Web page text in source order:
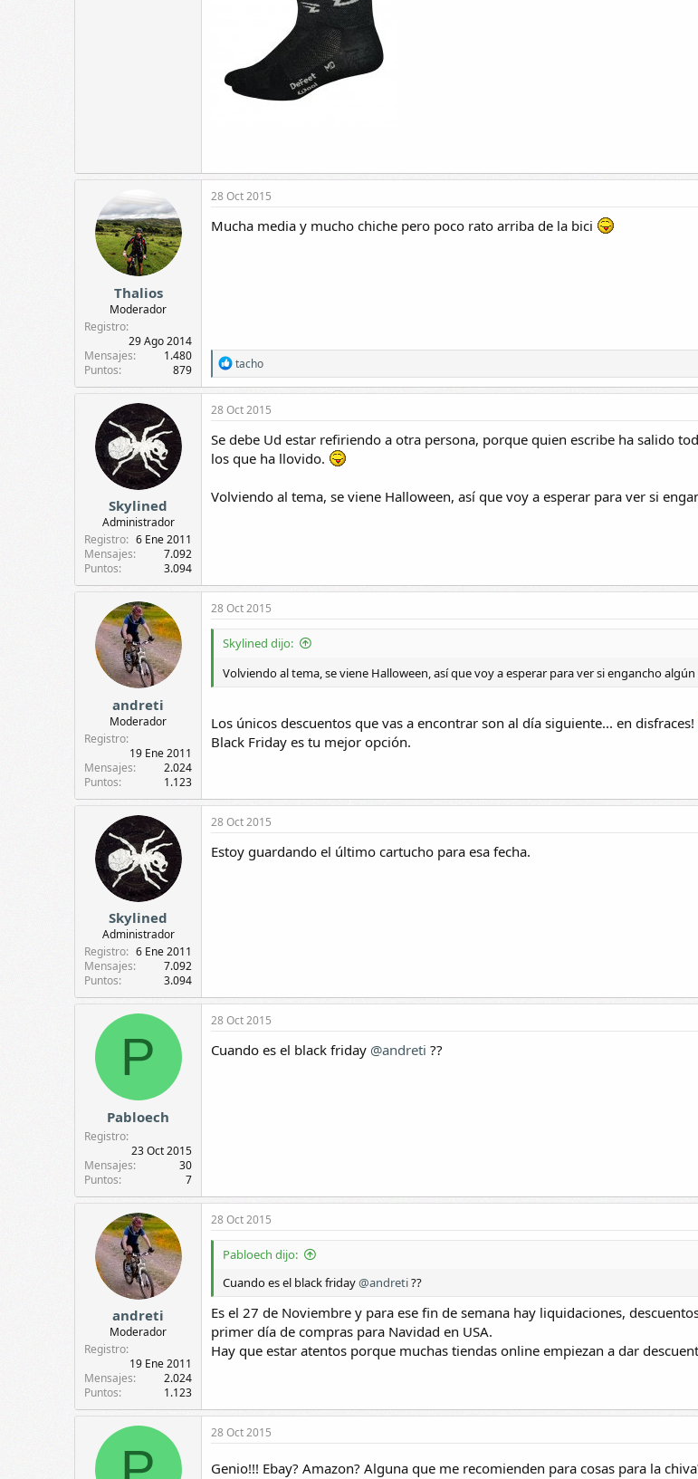
Thalios
Moderador
Registro
29 Ago 2014
Mensajes
1.480
Puntos
879
28 Oct 2015
Mucha media y mucho chiche pero poco rato arriba de la bici
R
e
a
c
i
o
n
s
:
tacho
Skylined
Administrador
Registro
6 Ene 2011
Mensajes
7.092
Puntos
3.094
28 Oct 2015
Se debe Ud estar refiriendo a otra persona, porque quien escribe ha salido
los que ha llovido.
Volviendo al tema, se viene Halloween, así que voy a esperar para ver si
andreti
Moderador
Registro
19 Ene 2011
Mensajes
2.024
Puntos
1.123
28 Oct 2015
Skylined dijo:
Volviendo al tema, se viene Halloween, así que voy a esperar para ver si engancho
Los únicos descuentos que vas a encontrar son al día siguiente... en disfraces!
Black Friday es tu mejor opción.
Skylined
Administrador
Registro
6 Ene 2011
Mensajes
7.092
Puntos
3.094
28 Oct 2015
Estoy guardando el último cartucho para esa fecha.
P
Pabloech
Registro
23 Oct 2015
Mensajes
30
Puntos
7
28 Oct 2015
Cuando es el black friday @andreti ??
andreti
Moderador
Registro
19 Ene 2011
Mensajes
2.024
Puntos
1.123
28 Oct 2015
Pabloech dijo:
Cuando es el black friday@andreti??
Es el 27 de Noviembre y para ese fin de semana hay liquidaciones,
primer día de compras para Navidad en USA.
Hay que estar atentos porque muchas tiendas online empiezan a dar
28 Oct 2015
Genio!!! Ebay? Amazon? Alguna que me recomienden para cosas para la